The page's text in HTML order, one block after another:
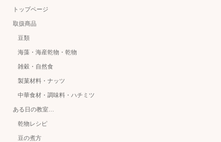
トップページ
取扱商品
豆類
海藻・海産乾物・乾物
雑穀・自然食
製菓材料・ナッツ
中華食材・調味料・ハチミツ
ある日の教室…
乾物レシピ
豆の煮方